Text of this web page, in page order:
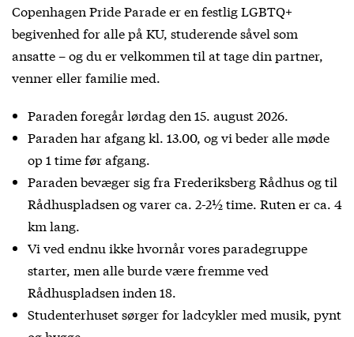
Copenhagen Pride Parade er en festlig LGBTQ+
begivenhed for alle på KU, studerende såvel som
ansatte – og du er velkommen til at tage din partner,
venner eller familie med.
Paraden foregår lørdag den 15. august 2026.
Paraden har afgang kl. 13.00, og vi beder alle møde
op 1 time før afgang.
Paraden bevæger sig fra Frederiksberg Rådhus og til
Rådhuspladsen og varer ca. 2-2½ time. Ruten er ca. 4
km lang.
Vi ved endnu ikke hvornår vores paradegruppe
starter, men alle burde være fremme ved
Rådhuspladsen inden 18.
Studenterhuset sørger for ladcykler med musik, pynt